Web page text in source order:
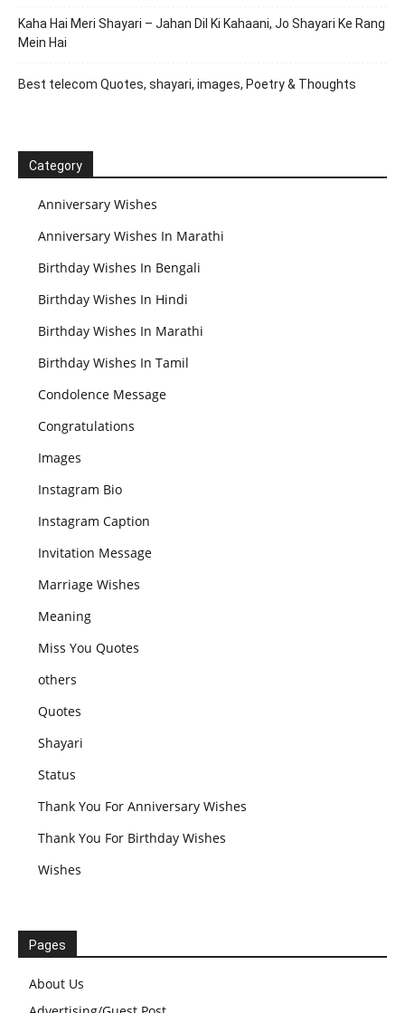
Kaha Hai Meri Shayari – Jahan Dil Ki Kahaani, Jo Shayari Ke Rang
Mein Hai
Best telecom Quotes, shayari, images, Poetry & Thoughts
Category
Anniversary Wishes
Anniversary Wishes In Marathi
Birthday Wishes In Bengali
Birthday Wishes In Hindi
Birthday Wishes In Marathi
Birthday Wishes In Tamil
Condolence Message
Congratulations
Images
Instagram Bio
Instagram Caption
Invitation Message
Marriage Wishes
Meaning
Miss You Quotes
others
Quotes
Shayari
Status
Thank You For Anniversary Wishes
Thank You For Birthday Wishes
Wishes
Pages
About Us